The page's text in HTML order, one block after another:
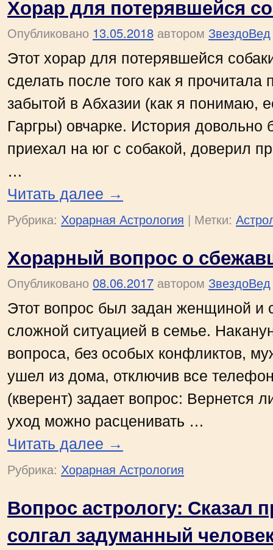
Хорар для потерявшейся
Опубликовано 13.05.2018 автором ЗвездоВед
Этот хорар для потерявшейся
сделать после того как я прочитала
забытой в Абхазии (как я понимаю,
Гаргры) овчарке. История довольно
приехал на юг с собакой, доверил
…
Читать далее →
Рубрика: Хорарная Астрология | Метки:
Хорарный вопрос о
Опубликовано 08.06.2017 автором ЗвездоВед
Этот вопрос был задан женщиной и
сложной ситуацией в семье.
вопроса, без особых конфликтов,
ушел из дома, отключив все
(кверент) задает вопрос: Вернется
уход можно расценивать …
Читать далее →
Рубрика: Хорарная Астрология
Вопрос астрологу: Сказал
солгал задуманный